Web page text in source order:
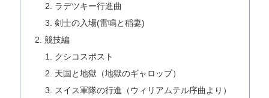
ラデツキー行進曲
剣士の入場(雷鳴と稲妻)
競技編
クシコスポスト
天国と地獄（地獄のギャロップ）
スイス軍隊の行進（ウィリアムテル序曲より）